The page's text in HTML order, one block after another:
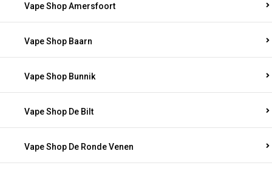
Vape Shop Amersfoort
Vape Shop Baarn
Vape Shop Bunnik
Vape Shop De Bilt
Vape Shop De Ronde Venen